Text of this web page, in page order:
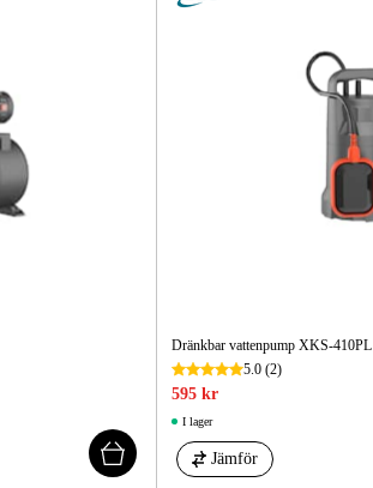
Dränkbar vattenpump XKS-410PL
5.0(2)
595 kr
I lager
Jämför